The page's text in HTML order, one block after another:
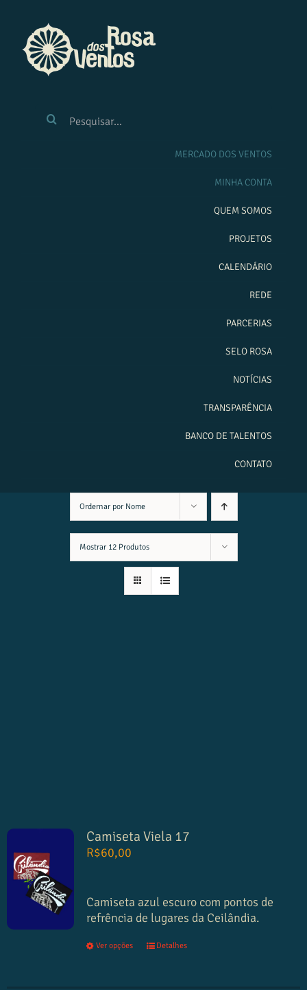
conteúdo
RESULTADOS
MERCADO DOS VENTOS
MINHA CONTA
QUEM SOMOS
PROJETOS
CALENDÁRIO
REDE
PARCERIAS
SELO ROSA
NOTÍCIAS
TRANSPARÊNCIA
BANCO DE TALENTOS
CONTATO
Ordernar por Nome
Mostrar 12 Produtos
Camiseta Viela 17
R$60,00
Camiseta azul escuro com pontos de
refrência de lugares da Ceilândia.
Ver opções Detalhes